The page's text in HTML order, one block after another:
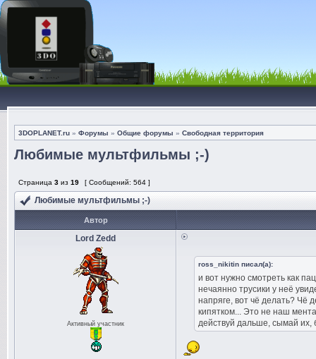
3DOPLANET.ru » Форумы » Общие форумы » Свободная территория
Любимые мультфильмы ;-)
Страница 3 из 19 [ Сообщений: 564 ]
Любимые мультфильмы ;-)
Автор
Lord Zedd
Активный участник
ross_nikitin писал(а):
и вот нужно смотреть как
нечаянно трусики у неё
напряге, вот чё делать? Чё
кипятком... Это не наш
действуй дальше, сымай их,